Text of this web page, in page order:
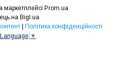
маркетплейсі Prom.ua
на Bigl.ua
| Політика конфіденційності
▼